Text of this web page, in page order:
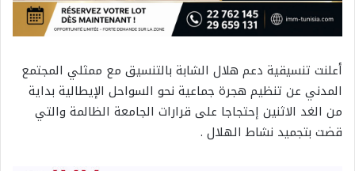
أعلنت تنسيقية دعم هلال الشابة بالتنسيق مع ممثلي المجتمع
المدني عن تنظيم هجرة جماعية نحو السواحل الإيطالية بداية
من الغد الاثنين إحتجاجا على قرارات الجامعة الظالمة والتي
قضت بتجميد نشاط الهلال .